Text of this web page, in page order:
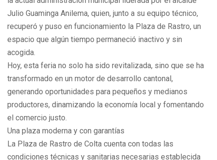
Julio Guaminga Anilema, quien, junto a su equipo técnico,
recuperó y puso en funcionamiento la Plaza de Rastro, un
espacio que algún tiempo permaneció inactivo y sin
acogida.
Hoy, esta feria no solo ha sido revitalizada, sino que se ha
transformado en un motor de desarrollo cantonal,
generando oportunidades para pequeños y medianos
productores, dinamizando la economía local y fomentando
el comercio justo.
Una plaza moderna y con garantías
La Plaza de Rastro de Colta cuenta con todas las
condiciones técnicas y sanitarias necesarias establecida